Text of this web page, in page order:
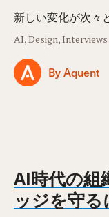
新しい変化が次
AI, Design, Interviews
By Aquent
AI時代の組
ッジを守る